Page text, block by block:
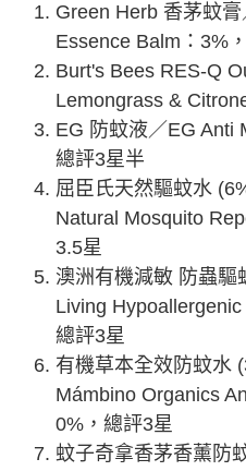
Green Herb 香茅蚊
Essence Balm：3%
Burt's Bees RES-Q
Lemongrass &
EG 防蚊液／EG Anti
總評3星半
屈臣氏天然驅蚊水
Natural Mosquito
3.5星
澳洲有機減敏 防蟲驅
Living
總評3星
有機草本全效防蚊水
Mámbino Organics
0%，總評3星
蚊子奇拿香茅香薰防